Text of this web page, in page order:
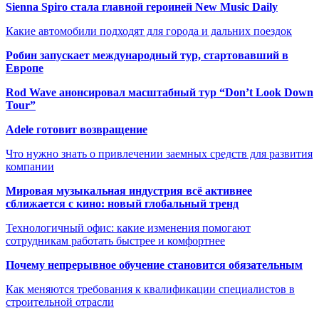
Sienna Spiro стала главной героиней New Music Daily
Какие автомобили подходят для города и дальних поездок
Робин запускает международный тур, стартовавший в
Европе
Rod Wave анонсировал масштабный тур “Don’t Look Down
Tour”
Adele готовит возвращение
Что нужно знать о привлечении заемных средств для развития
компании
Мировая музыкальная индустрия всё активнее
сближается с кино: новый глобальный тренд
Технологичный офис: какие изменения помогают
сотрудникам работать быстрее и комфортнее
Почему непрерывное обучение становится обязательным
Как меняются требования к квалификации специалистов в
строительной отрасли